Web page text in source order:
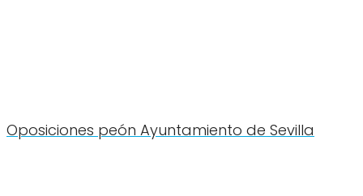
Oposiciones peón Ayuntamiento de Sevilla